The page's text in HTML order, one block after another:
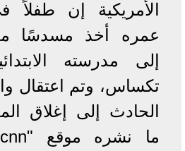
الأمريكية إن طفلاً
عمره أخذ مسدسًا
إلى مدرسته
تكساس، وتم اعتقال
الحادث إلى إغلاق